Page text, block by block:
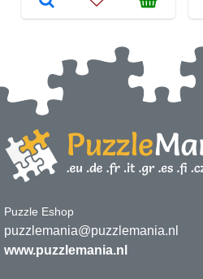
Puzzle Eshop
puzzlemania@puzzlemania.nl
www.puzzlemania.nl